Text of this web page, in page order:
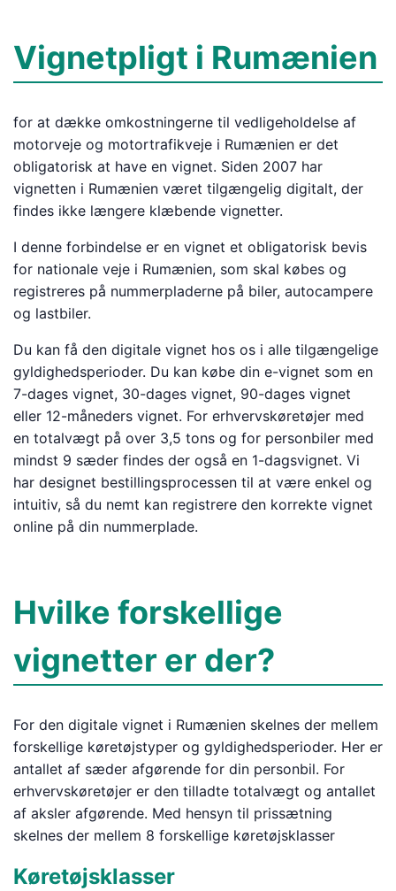
Vignetpligt i Rumænien
for at dække omkostningerne til vedligeholdelse af
motorveje og motortrafikveje i Rumænien er det
obligatorisk at have en vignet. Siden 2007 har
vignetten i Rumænien været tilgængelig digitalt, der
findes ikke længere klæbende vignetter.
I denne forbindelse er en vignet et obligatorisk bevis
for nationale veje i Rumænien, som skal købes og
registreres på nummerpladerne på biler, autocampere
og lastbiler.
Du kan få den digitale vignet hos os i alle tilgængelige
gyldighedsperioder. Du kan købe din e-vignet som en
7-dages vignet, 30-dages vignet, 90-dages vignet
eller 12-måneders vignet. For erhvervskøretøjer med
en totalvægt på over 3,5 tons og for personbiler med
mindst 9 sæder findes der også en 1-dagsvignet. Vi
har designet bestillingsprocessen til at være enkel og
intuitiv, så du nemt kan registrere den korrekte vignet
online på din nummerplade.
Hvilke forskellige
vignetter er der?
For den digitale vignet i Rumænien skelnes der mellem
forskellige køretøjstyper og gyldighedsperioder. Her er
antallet af sæder afgørende for din personbil. For
erhvervskøretøjer er den tilladte totalvægt og antallet
af aksler afgørende. Med hensyn til prissætning
skelnes der mellem 8 forskellige køretøjsklasser
Køretøjsklasser